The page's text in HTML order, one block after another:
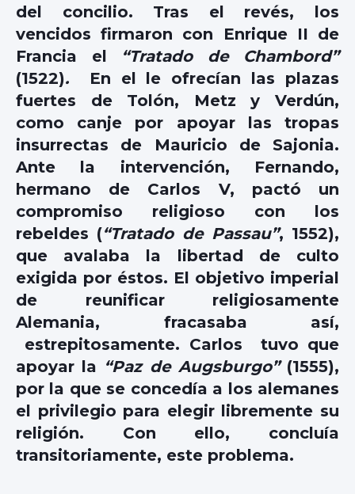
del concilio. Tras el revés, los
vencidos firmaron con Enrique II de
Francia el
“Tratado de Chambord”
(1522). En el le ofrecían las plazas
fuertes de Tolón, Metz y Verdún,
como canje por apoyar las tropas
insurrectas de Mauricio de Sajonia.
Ante la intervención, Fernando,
hermano de Carlos V, pactó un
compromiso religioso con los
rebeldes (“Tratado de Passau”, 1552),
que avalaba la libertad de culto
exigida por éstos. El objetivo imperial
de reunificar religiosamente
Alemania, fracasaba así,
estrepitosamente. Carlos tuvo que
apoyar la “Paz de Augsburgo”(1555),
por la que se concedía a los alemanes
el privilegio para elegir libremente su
religión. Con ello, concluía
transitoriamente, este problema.